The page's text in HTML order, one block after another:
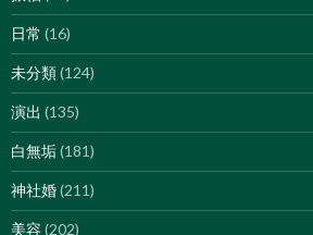
日常 (16)
未分類(124)
演出 (135)
白無垢(181)
神社婚(211)
美容 (202)